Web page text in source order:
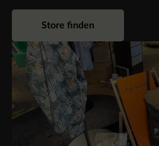
Store finden